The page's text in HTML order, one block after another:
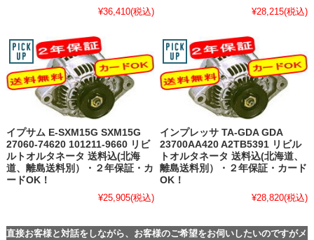
¥36,410(税込)
¥28,215(税込)
イプサム E-SXM15G SXM15G
27060-74620 101211-9660 リビ
ルトオルタネータ 送料込(北海
道、離島送料別）・２年保証・カ
ードOK！
¥25,905(税込)
インプレッサ TA-GDA GDA
23700AA420 A2TB5391 リビル
トオルタネータ 送料込(北海道、
離島送料別）・２年保証・カード
OK！
¥28,820(税込)
直接お客様と対話をしながら、お客様のご希望をお伺いしたいのですがメ